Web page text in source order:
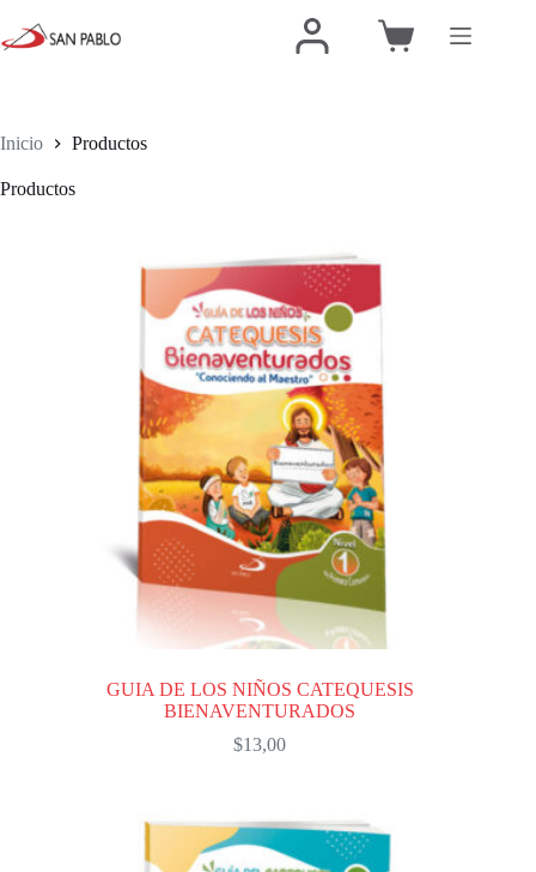
Inicio Productos
Productos
GUIA DE LOS NIÑOS CATEQUESIS
BIENAVENTURADOS
$13,00